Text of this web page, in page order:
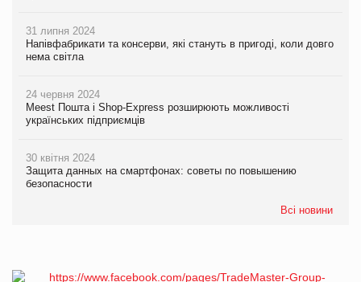
31 липня 2024
Напівфабрикати та консерви, які стануть в пригоді, коли довго
нема світла
24 червня 2024
Meest Пошта і Shop-Express розширюють можливості
українських підприємців
30 квітня 2024
Защита данных на смартфонах: советы по повышению
безопасности
Всі новини